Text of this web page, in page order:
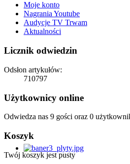
Moje konto
Nagrania Youtube
Audycje TV Trwam
Aktualności
Licznik odwiedzin
Odsłon artykułów:
710797
Użytkownicy online
Odwiedza nas 9 gości oraz 0
Koszyk
Twój koszyk jest pusty